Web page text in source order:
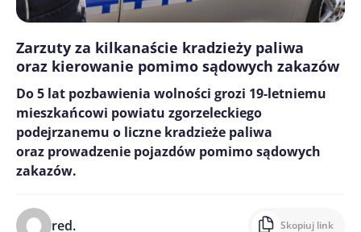
Zarzuty za kilkanaście kradzieży paliwa
oraz kierowanie pomimo sądowych zakazów
Do 5 lat pozbawienia wolności grozi 19-letniemu
mieszkańcowi powiatu zgorzeleckiego
podejrzanemu o liczne kradzieże paliwa
oraz prowadzenie pojazdów pomimo sądowych
zakazów.
red. Skopiuj link